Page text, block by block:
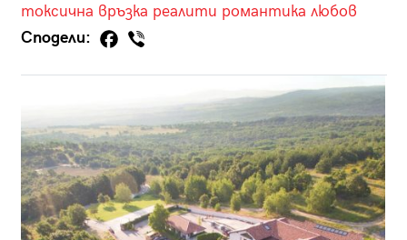
токсична връзка реалити романтика любов
Сподели: